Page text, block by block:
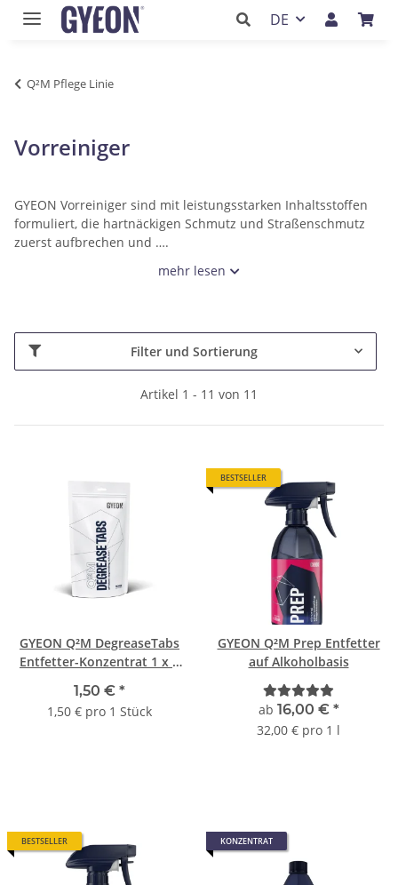
DE
Q²M Pflege Linie
Vorreiniger
GYEON Vorreiniger sind mit leistungsstarken Inhaltsstoffen
formuliert, die hartnäckigen Schmutz und Straßenschmutz
zuerst aufbrechen und ….
mehr lesen
Filter und Sortierung
Artikel 1 - 11 von 11
GYEON Q²M DegreaseTabs
Entfetter-Konzentrat 1 x 2
1,50 € *
1,50 € pro 1 Stück
BESTSELLER
GYEON Q²M Prep Entfetter
auf Alkoholbasis
ab 16,00 € *
32,00 € pro 1 l
BESTSELLER KONZENTRAT